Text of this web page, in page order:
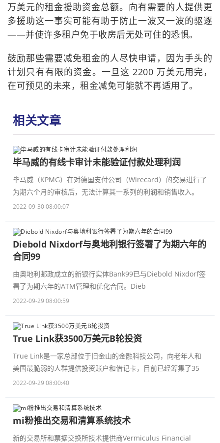
万美元的租金援助资金总额。向有需要的人提供更
多援助这一事实可能有助于防止一波又一波的驱逐
——并使许多租户免于收房后无处可住的恐惧。
鼓励那些需要减免租金的人尽快申请，因为手头的
计划只有有限的资金。一旦这 2200 万美元用完，
在可预见的未来，租金减免可能就不再适用了。
相关文章
毕马威的有线卡审计未能验证付款处理利润
毕马威（KPMG）在对德国支付公司（Wirecard）的交易进行了
为期六个月的审核后，无法计算其一系列的利润和销售收入。
2022-09-30 08:00:07
Diebold Nixdorf与奥地利银行签署了为期六年的
合同99
由奥地利邮政成立的新银行实体Bank99已与Diebold Nixdorf签
署了为期六年的ATM管理和优化合同。Dieb
2022-09-29 08:00:59
True Link获3500万美元B轮投资
True Link是一家总部位于旧金山的金融科技公司，向老年人和
美国最脆弱的人群提供投资账户和借记卡，目前已经筹集了35
2022-09-29 08:00:40
mi粉推出交易和清算系统技术
新的交易所和票据交换所技术提供商Vermiculus Financial